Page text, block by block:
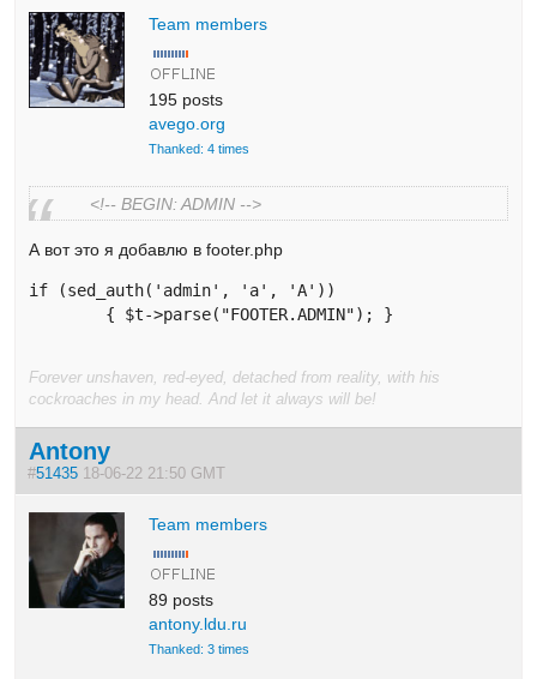
Team members
195 posts
avego.org
Thanked: 4 times
<!-- BEGIN: ADMIN -->
А вот это я добавлю в footer.php
if (sed_auth('admin', 'a', 'A'))
	{ $t->parse("FOOTER.ADMIN"); }
Forever unshaven, red-eyed, detached from reality, with his
cockroaches in my head. And let it always will be!
Antony
#51435 18-06-22 21:50 GMT
Team members
89 posts
antony.ldu.ru
Thanked: 3 times